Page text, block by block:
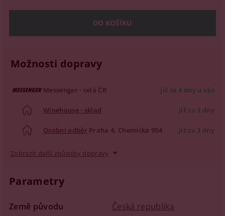
Možnosti dopravy
Messenger - celá ČR již za 4 dny u vás
Winehouse - sklad již za 3 dny
Osobní odběr Praha 4, Chemická 954 již za 3 dny
Zobrazit další způsoby dopravy
Parametry
Země původu
Česká republika